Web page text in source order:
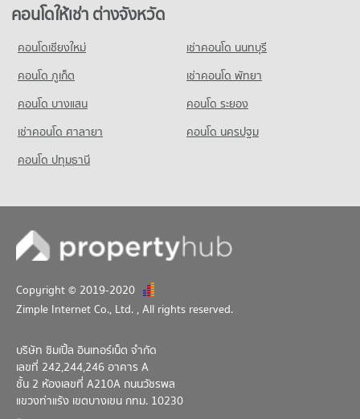
มีคอนโดขาย 221 ประกาศ
คอนโดให้เช่า ต่างจังหวัด
คอนโดเชียงใหม่
เช่าคอนโด นนทบุรี
คอนโด ภูเก็ต
เช่าคอนโด พัทยา
คอนโด บางแสน
คอนโด ระยอง
เช่าคอนโด ศาลายา
คอนโด นครปฐม
คอนโด ปทุมธานี
Copyright © 2019-2020
Zimple Internet Co., Ltd. , All rights reserved.
บริษัท ซิมเปิ้ล อินเทอร์เน็ต จำกัด
เลขที่ 242,244,246 อาคาร A
ชั้น 2 ห้องเลขที่ A210A ถนนวัชรพล
แขวงท่าแร้ง เขตบางเขน กทม. 10230